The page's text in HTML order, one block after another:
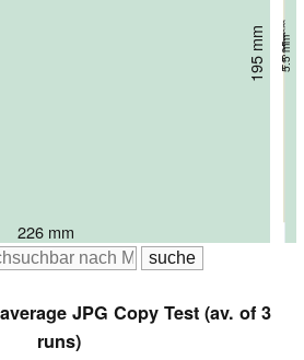
182.7 mm 6.65 mm
226 mm
193 mm 5.8 mm
226 mm
195 mm 5.5 mm
JPG Copy Test (av. of 3
runs)